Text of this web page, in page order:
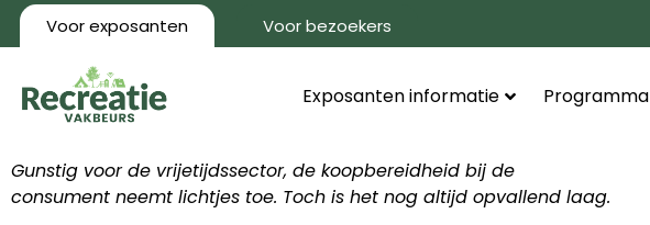
Voor exposanten Voor bezoekers
Exposanten informatie Programma
Gunstig voor de vrijetijdssector, de koopbereidheid bij de
consument neemt lichtjes toe. Toch is het nog altijd opvallend laag.